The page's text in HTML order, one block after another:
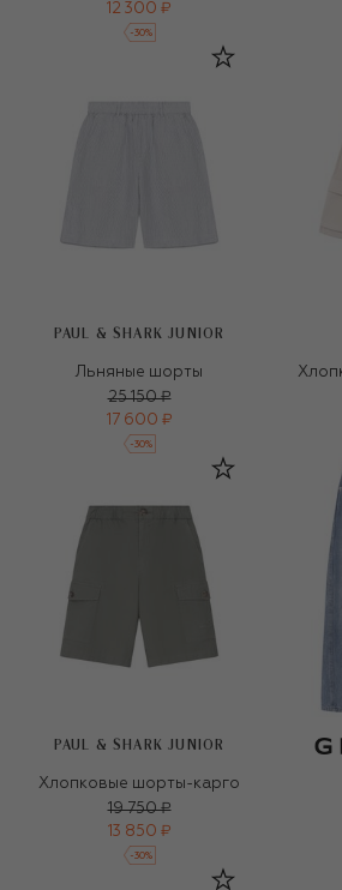
12 300 ₽
-30%
PAUL & SHARK JUNIOR
Льняные шорты
25 150 ₽
17 600 ₽
-30%
PAUL & SHARK JUNIOR
Хлопковые шорты-карго
19 750 ₽
13 850 ₽
-30%